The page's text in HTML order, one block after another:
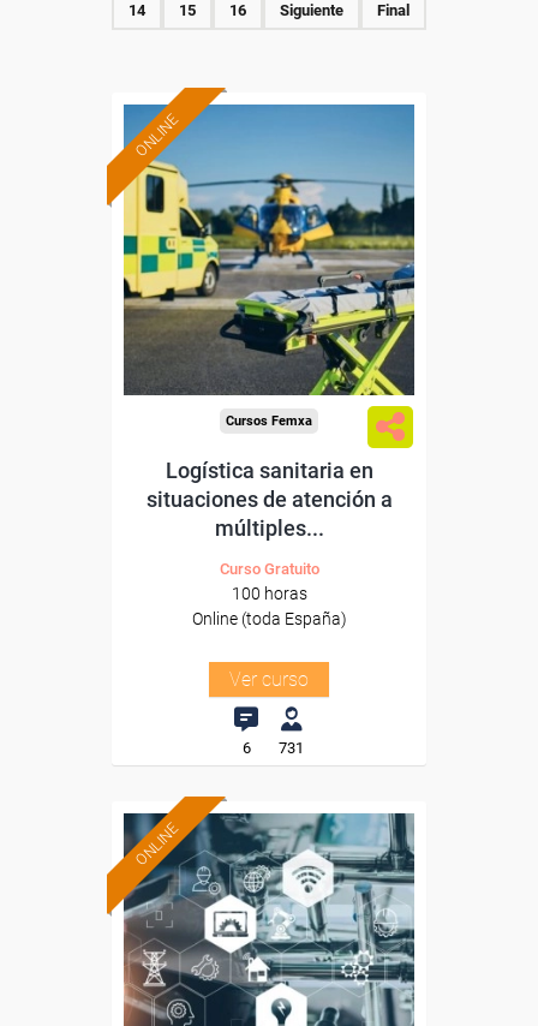
14 15 16 Siguiente Final
ONLINE
Formación 100%
subvencionada.
Para desempleados,
trabajadores y autónomos.
Sector
-Transporte y Logística.
Cursos Femxa
Logística sanitaria en
situaciones de atención a
múltiples...
Curso Gratuito
100 horas
Online (toda España)
Ver curso
6 731
ONLINE
Formación 100%
subvencionada.
Para desempleados,
trabajadores y autónomos.
Sector